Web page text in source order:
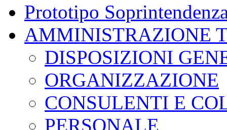
Prototipo
AMMINISTRAZIONE
DISPOSIZIONI
ORGANIZZAZIONE
CONSULENTI E
PERSONALE